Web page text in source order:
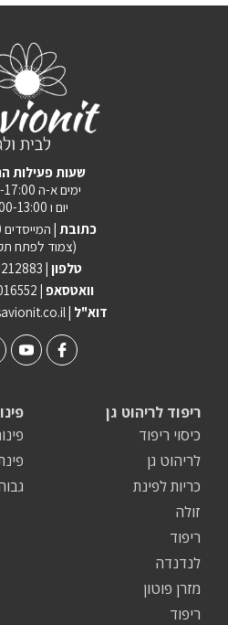
:שעות פעילות
ימים א-ה 9:30-17:00
יום ו 9:00-13:00
כתובת | המייסדים 10, מזור
(צמוד לפתח תקווה)
טלפון |
וואטסאפ |
| דוא"ל
ריפוד לריהוט גן
כיסוי ריפוד
לריהוט גן
כריות לפינת
זולה
ריפוד
לנדנדה
מזרן פוטון
ריפוד